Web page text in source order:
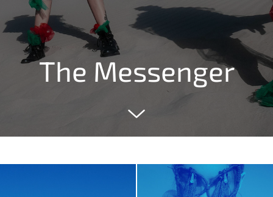
The Messenger